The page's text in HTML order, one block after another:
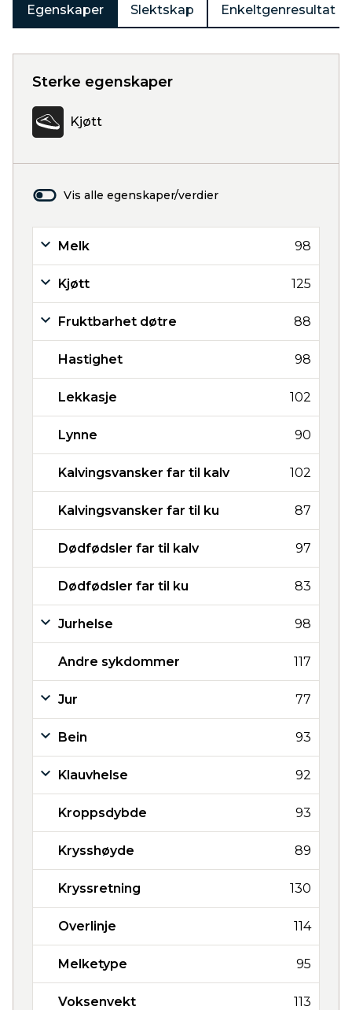
Egenskaper Slektskap Enkeltgenresultat
Sterke egenskaper
Kjøtt
Vis alle egenskaper/verdier
Melk 98
Kjøtt 125
Fruktbarhet døtre 88
Hastighet 98
Lekkasje 102
Lynne 90
Kalvingsvansker far til kalv 102
Kalvingsvansker far til ku 87
Dødfødsler far til kalv 97
Dødfødsler far til ku 83
Jurhelse 98
Andre sykdommer 117
Jur 77
Bein 93
Klauvhelse 92
Kroppsdybde 93
Krysshøyde 89
Kryssretning 130
Overlinje 114
Melketype 95
Voksenvekt 113